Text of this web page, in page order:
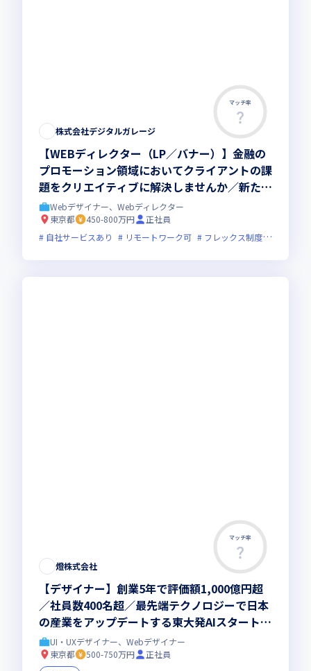
マッチ率
株式会社デジタルガレージ
【WEBディレクター（LP／バナー）】金融の
プロモーション領域においてクライアントの課
題をクリエイティブに解決しませんか／新たな
挑戦を歓迎する文化があり、プランナーとして
さらなる高みを目指せる環境です
Webデザイナー、Webディレクター
東京都
450-800万円
正社員
自社サービスあり
リモートワーク可 フレックス制度あり
マッチ率
燈株式会社
【デザイナー】創業5年で評価額1,000億円超
／社員数400名超／最先端テクノロジーで日本
の産業をアップデートする東大発AIスタートア
ップUI・UXデザイナー、Webデザイナー
東京都
500-750万円
正社員